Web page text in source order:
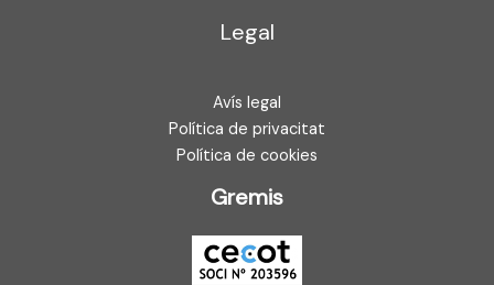
Legal
Avís legal
Política de privacitat
Política de cookies
Gremis